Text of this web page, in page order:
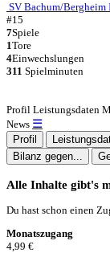
SV Bachum/Bergheim
#15
7Spiele
1Tore
4Einwechslungen
311 Spielminuten
Profil Leistungsdaten
News ☰
Profil
Bilanz gegen...
Alle Inhalte gibt's
Du hast schon einen
Monatszugang
4,99 €